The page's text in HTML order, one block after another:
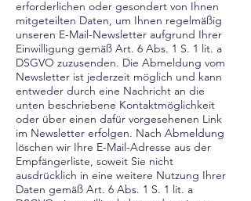
erforderlichen oder gesondert von Ihnen
mitgeteilten Daten, um Ihnen regelmäßig
unseren E-Mail-Newsletter aufgrund Ihrer
Einwilligung gemäß Art. 6 Abs. 1 S. 1 lit. a
DSGVO zuzusenden. Die Abmeldung vom
Newsletter ist jederzeit möglich und kann
entweder durch eine Nachricht an die
unten beschriebene Kontaktmöglichkeit
oder über einen dafür vorgesehenen Link
im Newsletter erfolgen. Nach Abmeldung
löschen wir Ihre E-Mail-Adresse aus der
Empfängerliste, soweit Sie nicht
ausdrücklich in eine weitere Nutzung Ihrer
Daten gemäß Art. 6 Abs. 1 S. 1 lit. a